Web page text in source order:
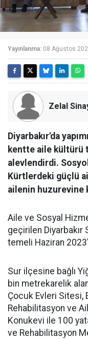
Yayınlanma: 08 Ağustos
Zelal
Diyarbakır'da
kentte aile kültürü
alevlendirdi.
Kürtlerdeki güçlü
ailenin huzurevine
Aile ve Sosyal
geçirilen
temeli Haziran
Sur ilçesine bağlı
bin metrekarelik
Çocuk Evleri Sitesi,
Rehabilitasyon ve
Konukevi ile 100
ve Rehabilitasyon